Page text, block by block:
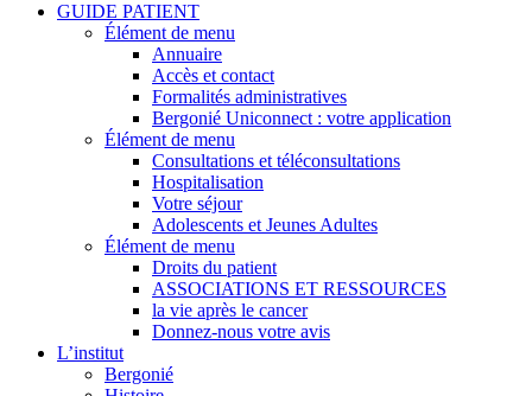
GUIDE PATIENT
Élément de menu
Annuaire
Accès et contact
Formalités administratives
Bergonié Uniconnect : votre application
Élément de menu
Consultations et téléconsultations
Hospitalisation
Votre séjour
Adolescents et Jeunes Adultes
Élément de menu
Droits du patient
ASSOCIATIONS ET RESSOURCES
la vie après le cancer
Donnez-nous votre avis
L’institut
Bergonié